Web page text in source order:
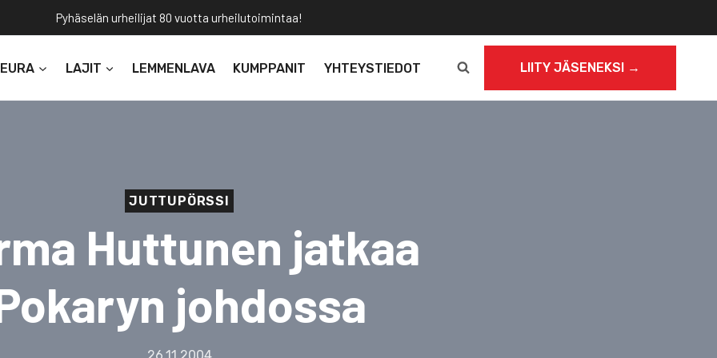
Pyhäselän urheilijat 80 vuotta urheilutoimintaa!
LAJIT LEMMENLAVA KUMPPANIT YHTEYSTIEDOT LIITY JÄSENEKSI →
JUTTUPÖRSSI
Huttunen jatkaa
johdossa